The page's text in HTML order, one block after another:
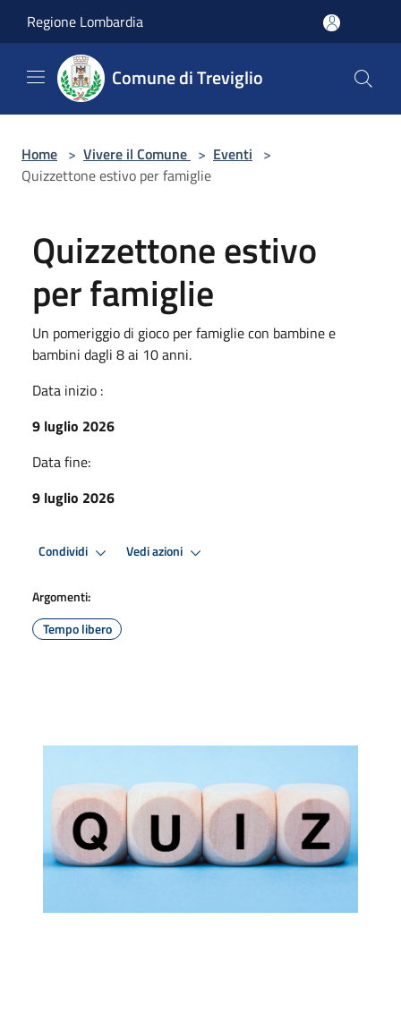
Regione Lombardia
Comune di Treviglio
Home > Vivere il Comune > Eventi >
Quizzettone estivo per famiglie
Quizzettone estivo
per famiglie
Un pomeriggio di gioco per famiglie con bambine e
bambini dagli 8 ai 10 anni.
Data inizio :
9 luglio 2026
Data fine:
9 luglio 2026
Condividi Vedi azioni
Argomenti:
Tempo libero